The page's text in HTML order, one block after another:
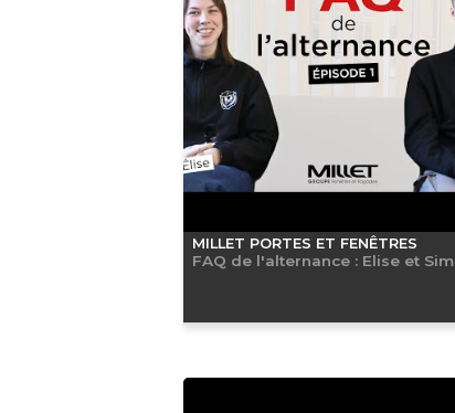
MILLET PORTES ET FENÊTRES
FAQ de l'alternance : Elise et